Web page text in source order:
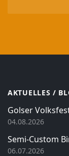
AKTUELLES /
Golser
04.08.2026
Semi-Custom
06.07.2026